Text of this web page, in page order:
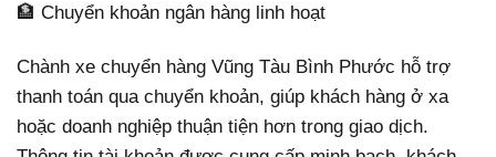
🏦 Chuyển khoản ngân hàng linh hoạt
Chành xe chuyển hàng Vũng Tàu Bình Phước hỗ trợ
thanh toán qua chuyển khoản, giúp khách hàng ở xa
hoặc doanh nghiệp thuận tiện hơn trong giao dịch.